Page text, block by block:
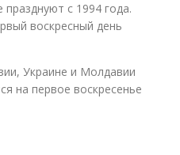
с 1994 года.
воскресный день
Украине и Молдавии
на первое воскресенье